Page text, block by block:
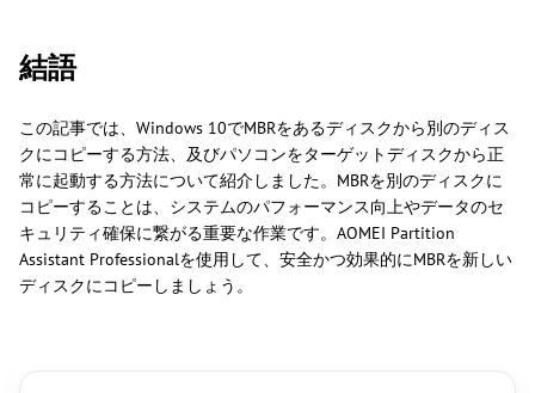
結語
この記事では、Windows 10でMBRをあるディスクから別のディス
クにコピーする方法、及びパソコンをターゲットディスクから正
常に起動する方法について紹介しました。MBRを別のディスクに
コピーすることは、システムのパフォーマンス向上やデータのセ
キュリティ確保に繋がる重要な作業です。AOMEI Partition
Assistant Professionalを使用して、安全かつ効果的にMBRを新しい
ディスクにコピーしましょう。